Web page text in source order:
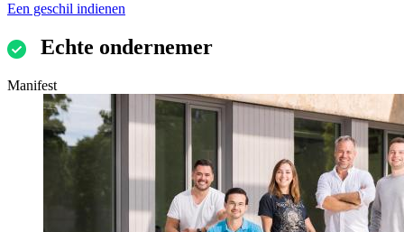
Een geschil indienen
Echte ondernemer
Manifest